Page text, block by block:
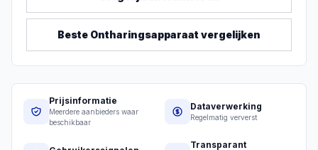
Beste Ontharingsapparaat vergelijken
Prijsinformatie
Meerdere aanbieders waar
beschikbaar
Dataverwerking
Regelmatig ververst
Transparant